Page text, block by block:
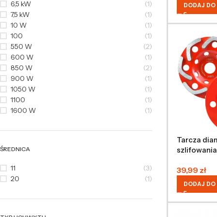
6,5 kW
(1)
7,5 kW
(1)
10 W
(1)
100
(1)
550 W
(2)
600 W
(1)
850 W
(2)
900 W
(1)
1050 W
(1)
1100
(1)
1600 W
(1)
ŚREDNICA
11
(3)
20
(1)
DODAJ
Tarcza
39,99 zł
DODAJ